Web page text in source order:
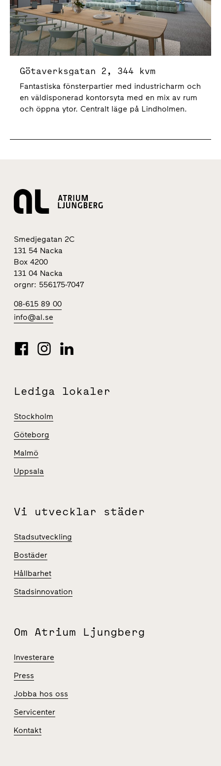
Götaverksgatan 2, 344 kvm
Fantastiska fönsterpartier med industricharm och
en väldisponerad kontorsyta med en mix av rum
och öppna ytor. Centralt läge på Lindholmen.
Smedjegatan 2C
131 54 Nacka
Box 4200
131 04 Nacka
orgnr: 556175-7047
08-615 89 00
info@al.se
Lediga lokaler
Stockholm
Göteborg
Malmö
Uppsala
Vi utvecklar städer
Stadsutveckling
Bostäder
Hållbarhet
Stadsinnovation
Om Atrium Ljungberg
Investerare
Press
Jobba hos oss
Servicenter
Kontakt